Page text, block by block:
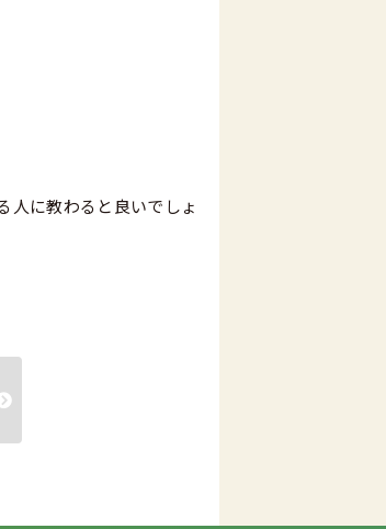
人に教わると良いでしょ